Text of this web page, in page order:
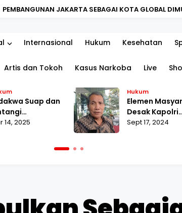
SEBAGAI KOTA GLOBAL DIMULAI DARI PENGUATAN
Internasional Hukum Kesehatan
Artis dan Tokoh Kasus Narkoba Live
Suap dan
Hasto
14, 2025
Hukum
Elemen
Desak Kapolri
Tuntaskan
Sept 17, 2024